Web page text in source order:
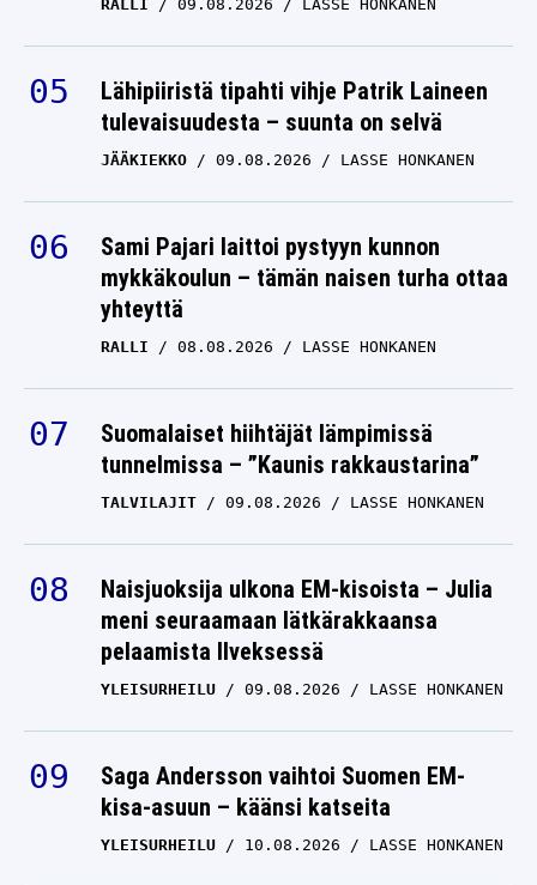
RALLI 09.08.2026 LASSE HONKANEN
Lähipiiristä tipahti vihje Patrik Laineen
tulevaisuudesta – suunta on selvä
JÄÄKIEKKO 09.08.2026 LASSE HONKANEN
Sami Pajari laittoi pystyyn kunnon
mykkäkoulun – tämän naisen turha ottaa
yhteyttä
RALLI 08.08.2026 LASSE HONKANEN
Suomalaiset hiihtäjät lämpimissä
tunnelmissa – ”Kaunis rakkaustarina”
TALVILAJIT 09.08.2026 LASSE HONKANEN
Naisjuoksija ulkona EM-kisoista – Julia
meni seuraamaan lätkärakkaansa
pelaamista Ilveksessä
YLEISURHEILU 09.08.2026 LASSE HONKANEN
Saga Andersson vaihtoi Suomen EM-
kisa-asuun – käänsi katseita
YLEISURHEILU 10.08.2026 LASSE HONKANEN